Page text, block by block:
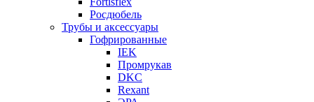
Росдюбель
Трубы и аксессуары
Гофрированные
IEK
Промрукав
DKC
Rexant